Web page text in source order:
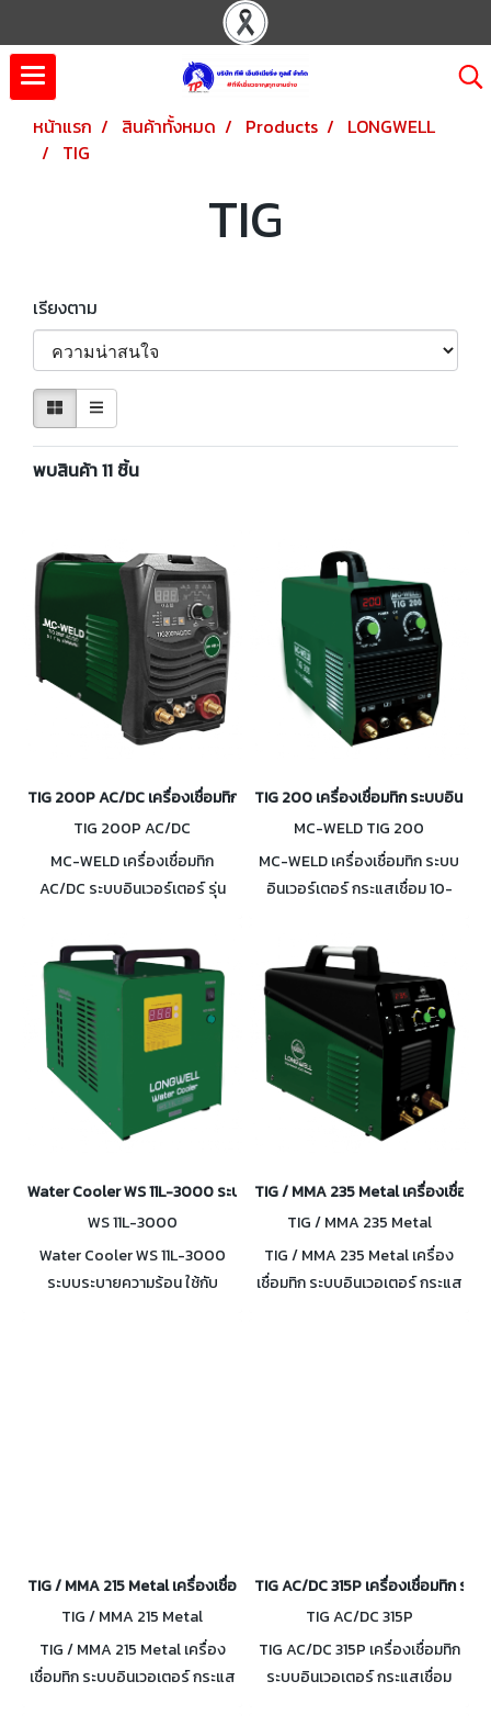
หน้าแรก สินค้าทั้งหมด Products
LONGWELL
TIG
TIG
เรียงตาม
พบสินค้า 11 ชิ้น
TIG 200P AC/DC เครื่องเชื่อมทิก AC/DC ระบบอินเวอร์เตอร์ กระแสเชื่
TIG 200P AC/DC
MC-WELD เครื่องเชื่อมทิก
AC/DC ระบบอินเวอร์เตอร์ รุ่น
5-200A (TIG) / 10-160A
(MMA) กันน้ำและฝุ่น IP23
TIG 200 เครื่องเชื่อมทิก ระบบอินเว
MC-WELD TIG 200
MC-WELD เครื่องเชื่อมทิก ระบบ
อินเวอร์เตอร์ กระแสเชื่อม 10-
กระแสแม่นยำ ตั้งหน่วงแก๊สกัน
เปนฟอง Duty cycle 100% ที่
Water Cooler WS 11L-3000 ระบบระบายความร้อน เครื่องเชื่อม TIG
WS 11L-3000
Water Cooler WS 11L-3000
ระบบระบายความร้อน ใช้กับ
TIG / MMA 235 Metal เครื่องเชื่อม
TIG / MMA 235 Metal
TIG / MMA 235 Metal เครื่อง
เชื่อมทิก ระบบอินเวอเตอร์ กระแส
TIG / MMA 215 Metal เครื่องเชื่อมทิก ระบบอินเวอเตอร์ 10-215A
TIG / MMA 215 Metal
TIG / MMA 215 Metal เครื่อง
เชื่อมทิก ระบบอินเวอเตอร์ กระแส
TIG AC/DC 315P เครื่องเชื่อมทิก ระ
TIG AC/DC 315P
TIG AC/DC 315P เครื่องเชื่อมทิก
ระบบอินเวอเตอร์ กระแสเชื่อม